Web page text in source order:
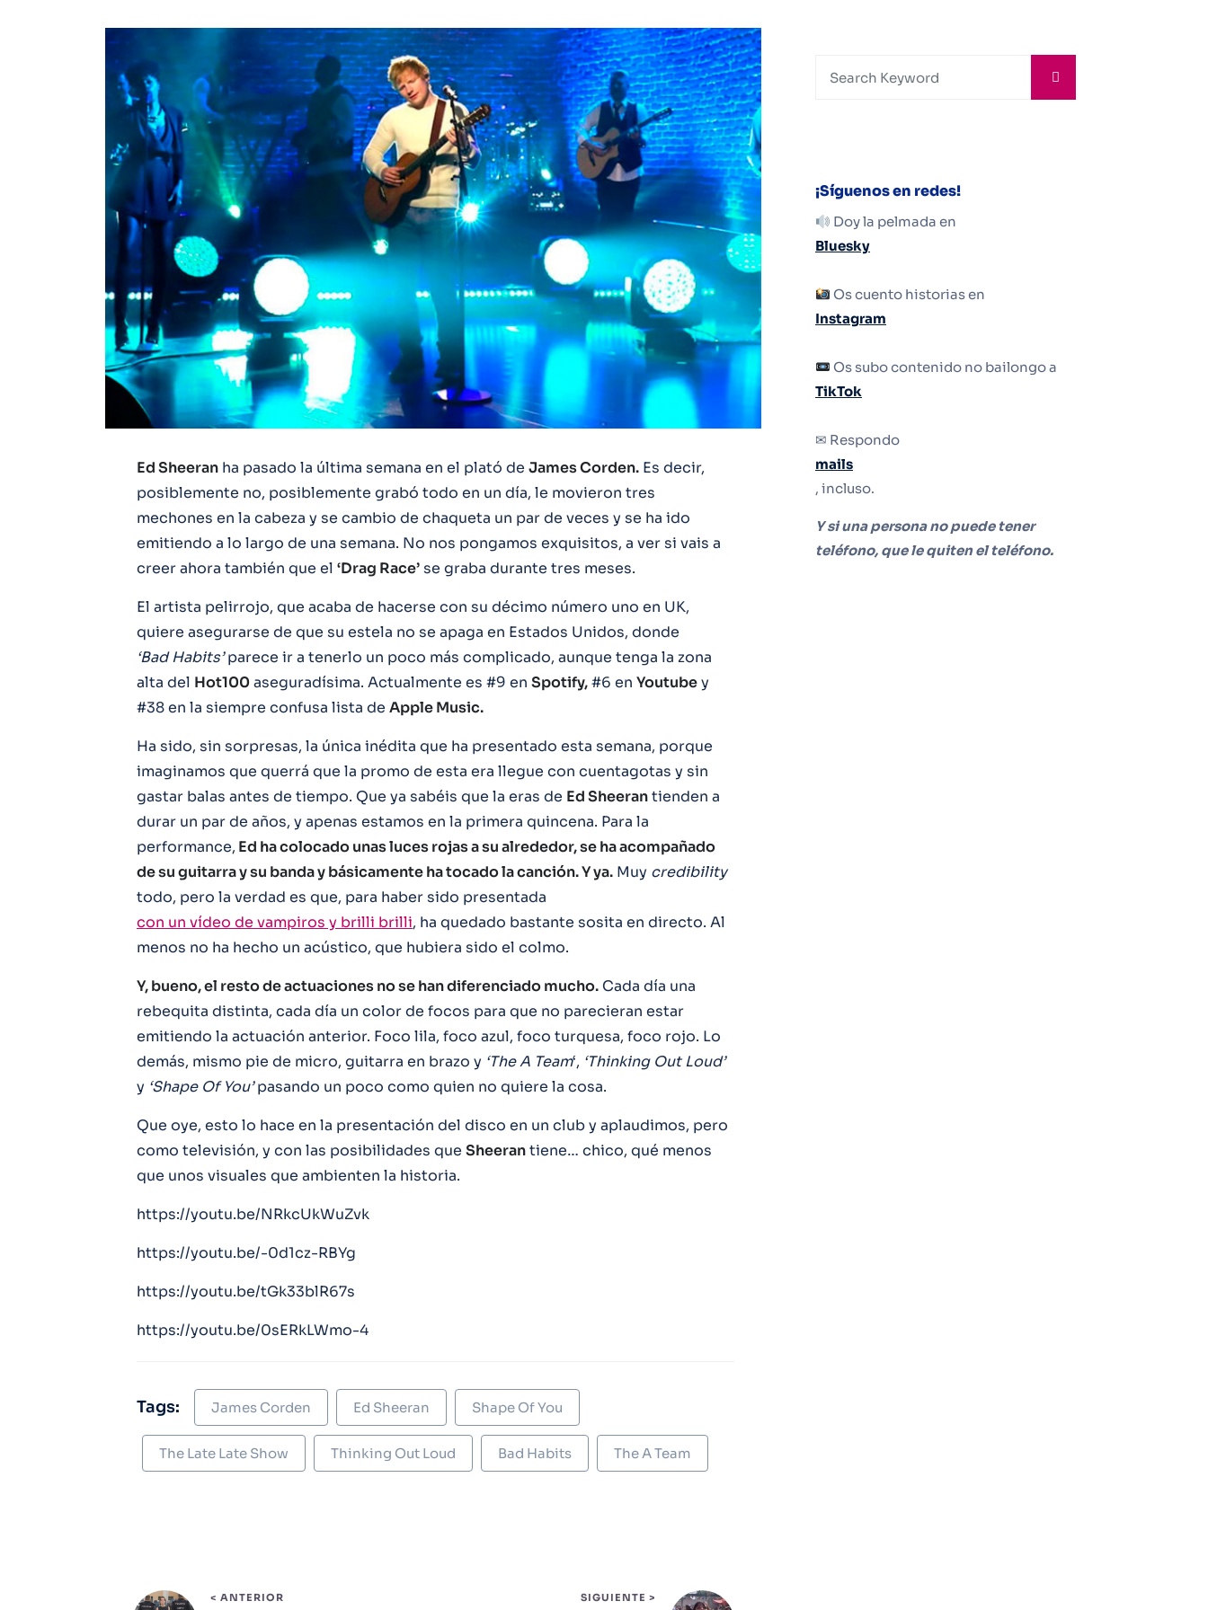
Ed Sheeran ha pasado la última semana en el plató de James Corden. Es decir,
posiblemente no, posiblemente grabó todo en un día, le movieron tres
mechones en la cabeza y se cambio de chaqueta un par de veces y se ha ido
emitiendo a lo largo de una semana. No nos pongamos exquisitos, a ver si vais a
creer ahora también que el ‘Drag Race’se graba durante tres meses.
El artista pelirrojo, que acaba de hacerse con su décimo número uno en UK,
quiere asegurarse de que su estela no se apaga en Estados Unidos, donde
‘Bad Habits’parece ir a tenerlo un poco más complicado, aunque tenga la zona
alta del Hot100 aseguradísima. Actualmente es #9 en Spotify,#6 en Youtubey
#38 en la siempre confusa lista de Apple Music.
Ha sido, sin sorpresas, la única inédita que ha presentado esta semana, porque
imaginamos que querrá que la promo de esta era llegue con cuentagotas y sin
gastar balas antes de tiempo. Que ya sabéis que la eras de Ed Sheerantienden a
durar un par de años, y apenas estamos en la primera quincena. Para la
performance, Ed ha colocado unas luces rojas a su alrededor, se ha acompañado
de su guitarra y su banda y básicamente ha tocado la canción. Y ya. Muy credibility
todo, pero la verdad es que, para haber sido presentada
con un vídeo de vampiros y brilli brilli, ha quedado bastante sosita en directo. Al
menos no ha hecho un acústico, que hubiera sido el colmo.
Y, bueno, el resto de actuaciones no se han diferenciado mucho. Cada día una
rebequita distinta, cada día un color de focos para que no parecieran estar
emitiendo la actuación anterior. Foco lila, foco azul, foco turquesa, foco rojo. Lo
demás, mismo pie de micro, guitarra en brazo y ‘The A Team‘, ‘Thinking Out Loud’
y ‘Shape Of You’pasando un poco como quien no quiere la cosa.
Que oye, esto lo hace en la presentación del disco en un club y aplaudimos, pero
como televisión, y con las posibilidades que Sheerantiene… chico, qué menos
que unos visuales que ambienten la historia.
https://youtu.be/NRkcUkWuZvk
https://youtu.be/-0d1cz-RBYg
https://youtu.be/tGk33blR67s
https://youtu.be/0sERkLWmo-4
Tags: James Corden Ed Sheeran Shape Of You
The Late Late Show Thinking Out Loud Bad Habits The A Team
< ANTERIOR SIGUIENTE >
¡Síguenos en redes!
Doy la pelmada en
Bluesky
Os cuento historias en
Instagram
Os subo contenido no bailongo a
TikTok
✉ Respondo
mails
, incluso.
Y si una persona no puede tener
teléfono, que le quiten el teléfono.